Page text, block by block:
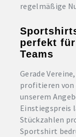
regelmäßige
perfekt
Teams
Gerade
profitieren von
unserem
Einstiegspreis
Stückzahlen
Sportshirt